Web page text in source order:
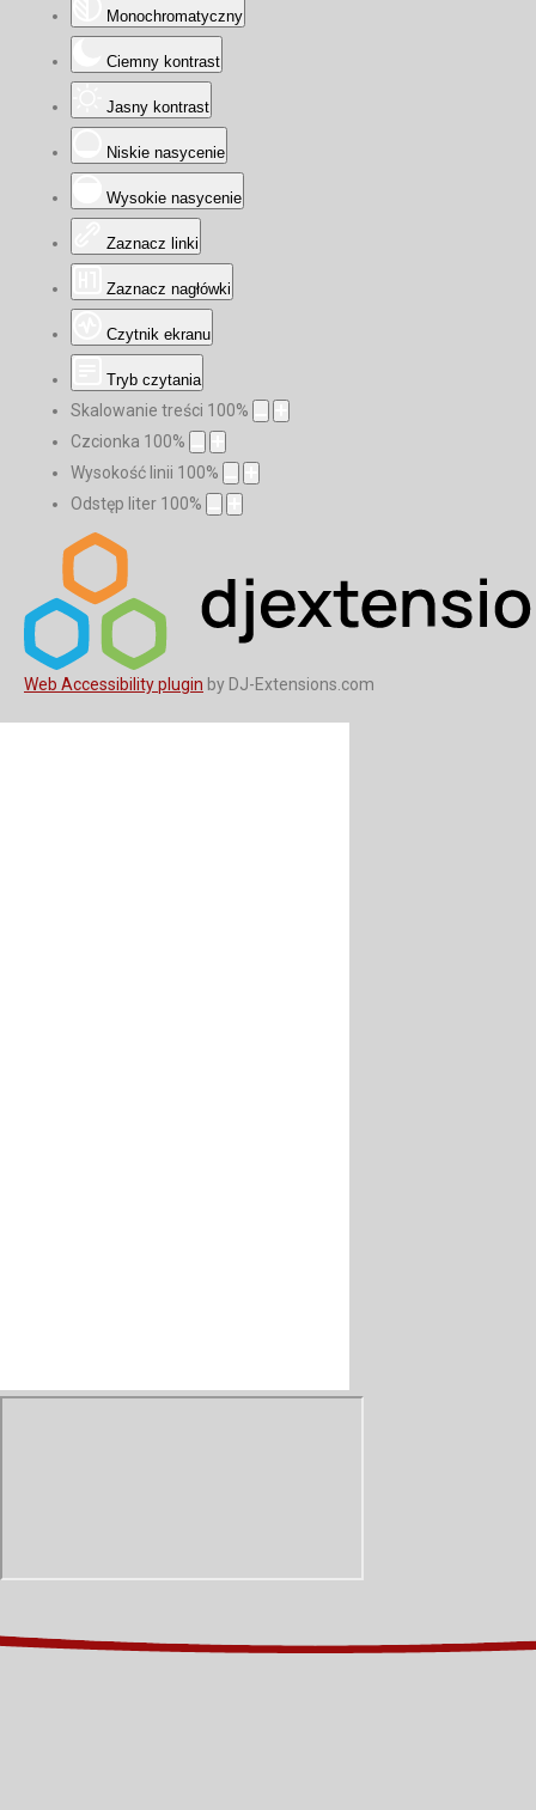
Monochromatyczny
Ciemny kontrast
Jasny kontrast
Niskie nasycenie
Wysokie nasycenie
Zaznacz linki
Zaznacz nagłówki
Czytnik ekranu
Tryb czytania
Skalowanie treści 100%
Czcionka 100%
Wysokość linii 100%
Odstęp liter 100%
Web Accessibility plugin by DJ-Extensions.com